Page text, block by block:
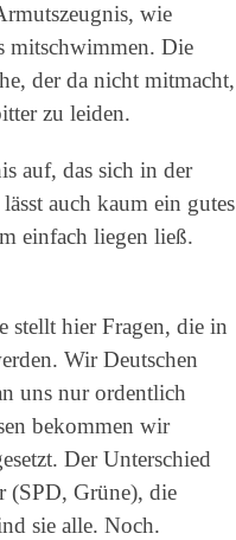
wie
mitschwimmen. Die
der da nicht mitmacht,
zu leiden.
auf, das sich in der
auch kaum ein gutes
einfach liegen ließ.
stellt hier Fragen, die in
Wir Deutschen
uns nur ordentlich
bekommen wir
Der Unterschied
(SPD, Grüne), die
sie alle. Noch.